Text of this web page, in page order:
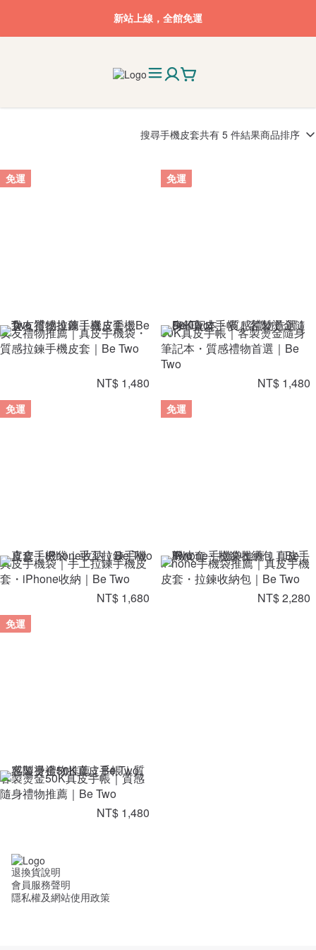
新站上線，全館免運
搜尋手機皮套共有 5 件結果商品排序
免運
女友禮物推薦｜真皮手機袋・
質感拉鍊手機皮套｜Be Two
NT$ 1,480
免運
50K真皮手帳｜客製燙金隨身
筆記本・質感禮物首選｜Be
Two
NT$ 1,480
免運
真皮手機袋｜手工拉鍊手機皮
套・iPhone收納｜Be Two
NT$ 1,680
免運
iPhone手機袋推薦｜真皮手機
皮套・拉鍊收納包｜Be Two
NT$ 2,280
免運
客製燙金50K真皮手帳｜質感
隨身禮物推薦｜Be Two
NT$ 1,480
退換貨說明
會員服務聲明
隱私權及網站使用政策